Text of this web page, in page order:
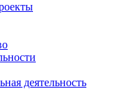
деятельность